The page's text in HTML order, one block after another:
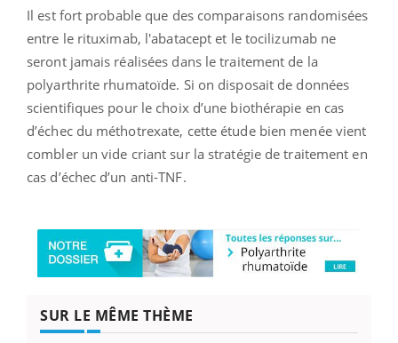
Il est fort probable que des comparaisons randomisées
entre le rituximab, l'abatacept et le tocilizumab ne
seront jamais réalisées dans le traitement de la
polyarthrite rhumatoïde. Si on disposait de données
scientifiques pour le choix d’une biothérapie en cas
d’échec du méthotrexate, cette étude bien menée vient
combler un vide criant sur la stratégie de traitement en
cas d’échec d’un anti-TNF.
SUR LE MÊME THÈME